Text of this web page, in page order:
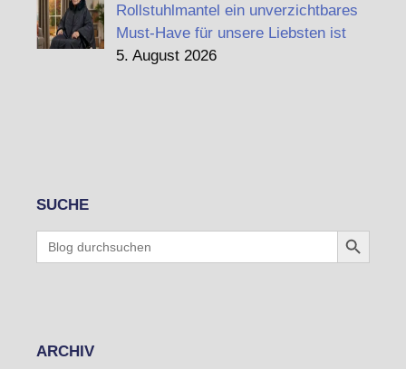
Rollstuhlmantel ein unverzichtbares
Must-Have für unsere Liebsten ist
5. August 2026
SUCHE
for:
Search Button
ARCHIV